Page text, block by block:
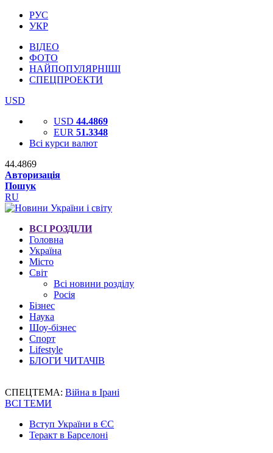
РУС
УКР
ВІДЕО
ФОТО
НАЙПОПУЛЯРНІШІ
СПЕЦПРОЕКТИ
USD
USD 44.4869
EUR 51.3348
Всі курси валют
44.4869
Авторизація
Пошук
RU
ВСІ РОЗДІЛИ
Головна
Україна
Місто
Світ
Всі новини розділу
Росія
Бізнес
Наука
Шоу-бізнес
Спорт
Lifestyle
БЛОГИ ЧИТАЧІВ
СПЕЦТЕМА: Війна в Ірані
ВСІ ТЕМИ
Вступ України в ЄС
Теракт в Барселоні